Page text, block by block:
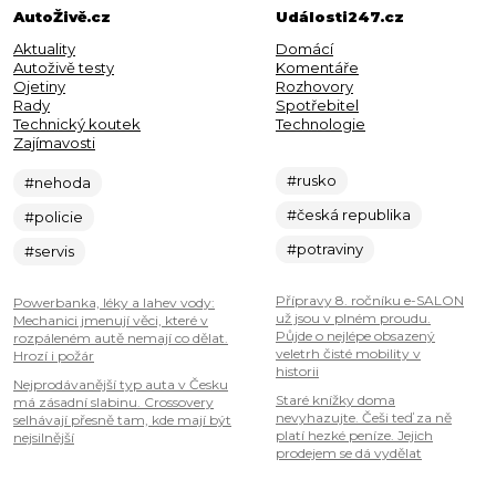
AutoŽivě.cz
Aktuality
Autoživě testy
Ojetiny
Rady
Technický koutek
Zajímavosti
#nehoda
#policie
#servis
Powerbanka, léky a lahev vody:
Mechanici jmenují věci, které v
rozpáleném autě nemají co dělat.
Hrozí i požár
Nejprodávanější typ auta v Česku
má zásadní slabinu. Crossovery
selhávají přesně tam, kde mají být
nejsilnější
Události247.cz
Domácí
Komentáře
Rozhovory
Spotřebitel
Technologie
#rusko
#česká republika
#potraviny
Přípravy 8. ročníku e-SALON
už jsou v plném proudu.
Půjde o nejlépe obsazený
veletrh čisté mobility v
historii
Staré knížky doma
nevyhazujte. Češi teď za ně
platí hezké peníze. Jejich
prodejem se dá vydělat